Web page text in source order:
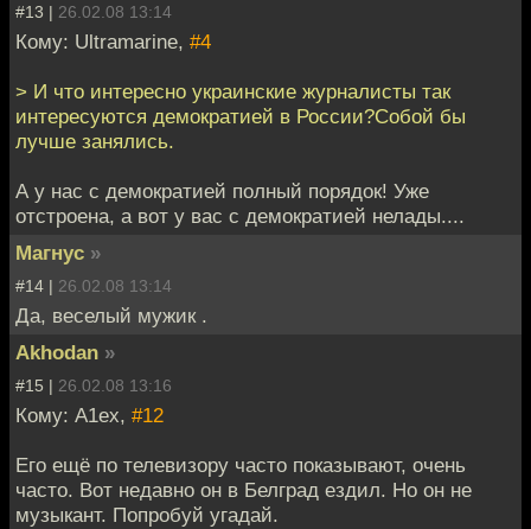
#13 | 26.02.08 13:14
Кому: Ultramarine, #4
> И что интересно украинские журналисты так
интересуются демократией в России?Собой бы
лучше занялись.
А у нас с демократией полный порядок! Уже
отстроена, а вот у вас с демократией нелады....
Магнус »
#14 | 26.02.08 13:14
Да, веселый мужик .
Akhodan »
#15 | 26.02.08 13:16
Кому: A1ex, #12
Его ещё по телевизору часто показывают, очень
часто. Вот недавно он в Белград ездил. Но он не
музыкант. Попробуй угадай.